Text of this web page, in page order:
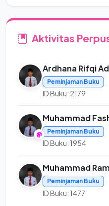
Aktivitas
Ardhana Rifqi
Peminjaman Buku
ID Buku: 2179
Muhammad
Peminjaman Buku
ID Buku: 1954
Muhammad
Peminjaman Buku
ID Buku: 1477